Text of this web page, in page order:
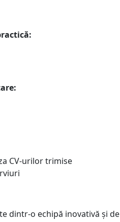
CV-urilor trimise
dintr-o echipă inovativă și de